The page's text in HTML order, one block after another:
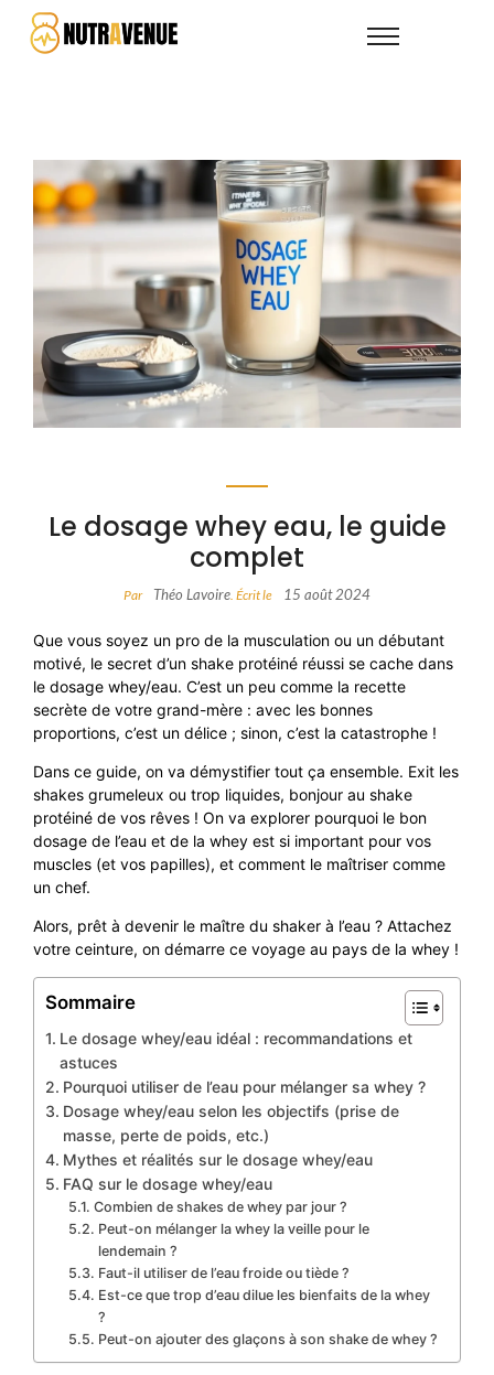
Le dosage whey eau, le guide
complet
Par Théo Lavoire . Écrit le 15 août 2024
Que vous soyez un pro de la musculation ou un débutant
motivé, le secret d’un shake protéiné réussi se cache dans
le dosage whey/eau. C’est un peu comme la recette
secrète de votre grand-mère : avec les bonnes
proportions, c’est un délice ; sinon, c’est la catastrophe !
Dans ce guide, on va démystifier tout ça ensemble. Exit les
shakes grumeleux ou trop liquides, bonjour au shake
protéiné de vos rêves ! On va explorer pourquoi le bon
dosage de l’eau et de la whey est si important pour vos
muscles (et vos papilles), et comment le maîtriser comme
un chef.
Alors, prêt à devenir le maître du shaker à l’eau ? Attachez
votre ceinture, on démarre ce voyage au pays de la whey !
Sommaire
Le dosage whey/eau idéal : recommandations et
astuces
Pourquoi utiliser de l’eau pour mélanger sa whey ?
Dosage whey/eau selon les objectifs (prise de
masse, perte de poids, etc.)
Mythes et réalités sur le dosage whey/eau
FAQ sur le dosage whey/eau
Combien de shakes de whey par jour ?
Peut-on mélanger la whey la veille pour le
lendemain ?
Faut-il utiliser de l’eau froide ou tiède ?
Est-ce que trop d’eau dilue les bienfaits de la whey
?
Peut-on ajouter des glaçons à son shake de whey ?